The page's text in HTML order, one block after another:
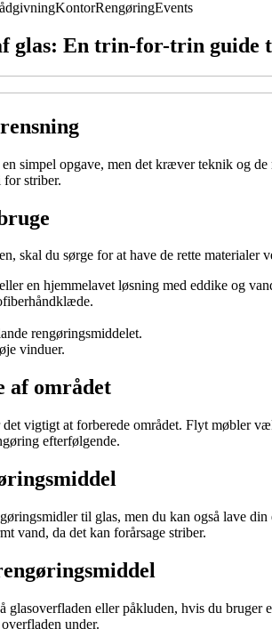
KontorRengøringEvents
glas: En trin-for-trin guide
simpel opgave, men det kræver teknik og
striber.
skal du sørge for at have de rette materialer
en hjemmelavet løsning med eddike og
rengøringsmiddelet.
vinduer.
af området
vigtigt at forberede området. Flyt møbler
efterfølgende.
til glas, men du kan også lave
vand, da det kan forårsage striber.
glasoverfladen eller påkluden, hvis du
under.